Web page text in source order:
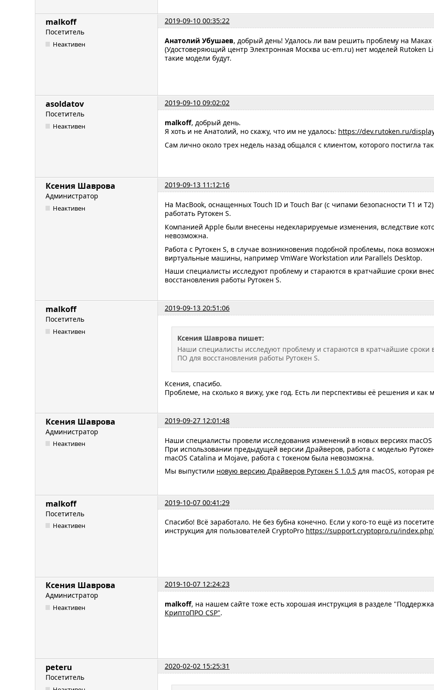
malkoff
2019-09-10 00:35:22
Посетитель
Неактивен Анатолий Убушаев, добрый день! Удалось ли вам решить проблему на
(Удостоверяющий центр Электронная Москва uc-em.ru) нет моделей Rutoken
такие модели будут.
asoldatov
2019-09-10 09:02:02
Посетитель
Неактивен malkoff, добрый день.
Я хоть и не Анатолий, но скажу, что им не удалось: https://dev.rutoken.ru/
Сам лично около трех недель назад общался с клиентом, которого постигла
Ксения Шаврова
2019-09-13 11:12:16
Администратор
Неактивен
На MacBook, оснащенных Touch ID и Touch Bar (с чипами безопасности T1 и
работать Рутокен S.
Компанией Apple были внесены недекларируемые изменения, вследствие
невозможна.
Работа с Рутокен S, в случае возникновения подобной проблемы, пока
виртуальные машины, например VmWare Workstation или Parallels Desktop.
Наши специалисты исследуют проблему и стараются в кратчайшие сроки
восстановления работы Рутокен S.
malkoff
2019-09-13 20:51:06
Посетитель
Неактивен
Ксения Шаврова пишет:
Наши специалисты исследуют проблему и стараются в кратчайшие сроки
ПО для восстановления работы Рутокен S.
Ксения, спасибо.
Проблеме, на сколько я вижу, уже год. Есть ли перспективы её решения и как
Ксения Шаврова
2019-09-27 12:01:48
Администратор
Неактивен
Наши специалисты провели исследования изменений в новых версиях
При использовании предыдущей версии Драйверов, работа с моделью
macOS Catalina и Mojave, работа с токеном была невозможна.
Мы выпустили новую версию Драйверов Рутокен S 1.0.5 для macOS, которая
malkoff
2019-10-07 00:41:29
Посетитель
Неактивен
Спасибо! Всё заработало. Не без бубна конечно. Если у кого-то ещё из
инструкция для пользователей CryptoPro https://support.cryptopro.ru/
Ксения Шаврова
2019-10-07 12:24:23
Администратор
Неактивен malkoff, на нашем сайте тоже есть хорошая инструкция в разделе
КриптоПРО CSP".
peteru
2020-02-02 15:25:31
Посетитель